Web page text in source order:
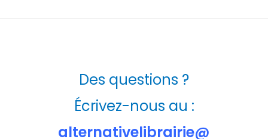
Des questions ?
Écrivez-nous au :
alternativelibrairie@